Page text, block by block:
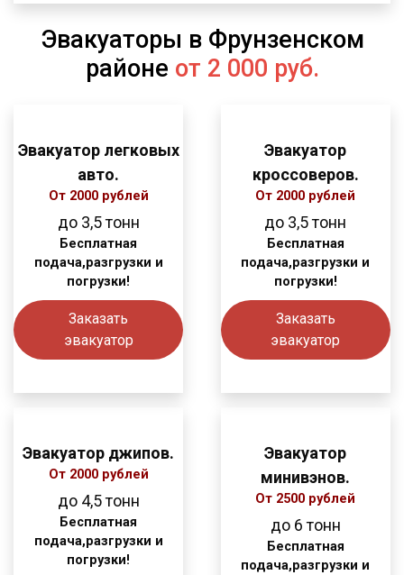
Эвакуаторы в Фрунзенском
районе от 2 000 руб.
Эвакуатор легковых
авто.
От 2000 рублей
до 3,5 тонн
Бесплатная
подача,разгрузки и
погрузки!
Заказать
эвакуатор
Эвакуатор
кроссоверов.
От 2000 рублей
до 3,5 тонн
Бесплатная
подача,разгрузки и
погрузки!
Заказать
эвакуатор
Эвакуатор джипов.
От 2000 рублей
до 4,5 тонн
Бесплатная
подача,разгрузки и
погрузки!
Эвакуатор
минивэнов.
От 2500 рублей
до 6 тонн
Бесплатная
подача,разгрузки и